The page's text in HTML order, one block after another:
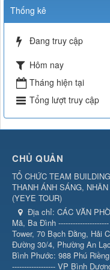
Thống kê
Đang truy cập
Hôm nay
Tháng hiện tại
Tổng lượt truy cập
CHỦ QUẢN
TỔ CHỨC TEAM
THANH ÁNH SÁNG,
(YEYE TOUR)
Địa chỉ: CÁC VĂN
Mã, Ba Đình
Tower, 70 Bạch Đằng, Hải
Đường 30/4, Phường An
Bình Phước: 988 Phú
------------------ VP Bình